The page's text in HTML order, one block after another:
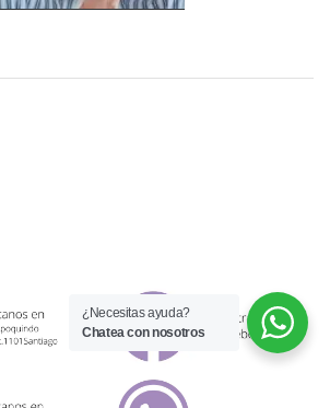
¿Necesitas ayuda?
Chatea con nosotros